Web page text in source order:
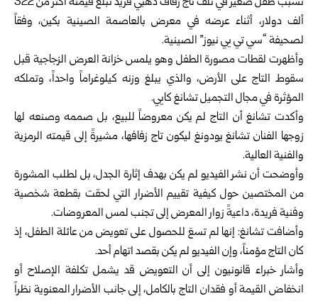
ألف دولار، أثناء عرضه في معرض بالعاصمة الصينية بكين، وفقاً
لصحيفة “سي تي يي نيوز” الصينية.
وأظهرت لقطات مصورة الطفل وهو يلمس خزانة العرض الزجاجية قبل
سقوط التاج على الأرض، والذي يبلغ وزنه كيلوغراماً واحداً، وتملكه
المؤثرة في مجال التجميل تشانغ كايي.
وأكدت تشانغ أن التاج لم يكن معروضاً للبيع، بل صممه وصنعه لها
زوجها الفنان تشانغ يودونغ ليكون تاج زفافها، مشيرةً إلى قيمته الرمزية
والفنية العالية.
وأوضحت أن نشر الفيديو لم يكن بهدف إثارة الجدل، بل لطلب المشورة
من المختصين حول كيفية تقييم الأضرار التي لحقت بقطعة شخصية
وفنية فريدة، داعيةً زوار المعرض إلى تجنب لمس المعروضات.
وأضافت تشانغ: إنها لم تسعَ للحصول على تعويض من عائلة الطفل، إذ
كان التاج مؤمناً، وإن الفيديو لم يكن بقصد اتهام أحد.
وأشار خبراء قانونيون إلى أن التعويض قد يشمل تكلفة الإصلاح أو
انخفاض القيمة أو فقدان التاج بالكامل، إلى جانب الأضرار المعنوية نظراً